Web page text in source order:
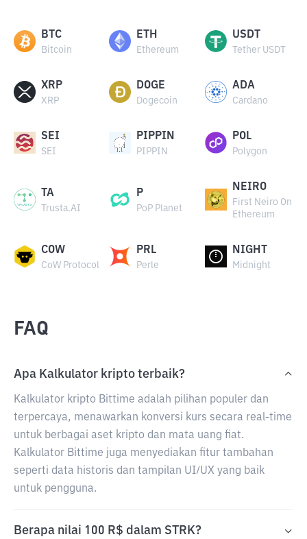
BTC
Bitcoin
ETH
Ethereum
USDT
Tether USDT
XRP
XRP
DOGE
Dogecoin
ADA
Cardano
SEI
SEI
PIPPIN
PIPPIN
POL
Polygon
TA
Trusta.AI
P
PoP Planet
NEIRO
First Neiro On
Ethereum
COW
CoW Protocol
PRL
Perle
NIGHT
Midnight
FAQ
Apa Kalkulator kripto terbaik?
Kalkulator kripto Bittime adalah pilihan populer dan
terpercaya, menawarkan konversi kurs secara real-time
untuk berbagai aset kripto dan mata uang fiat.
Kalkulator Bittime juga menyediakan fitur tambahan
seperti data historis dan tampilan UI/UX yang baik
untuk pengguna.
Berapa nilai 100 R$ dalam STRK?